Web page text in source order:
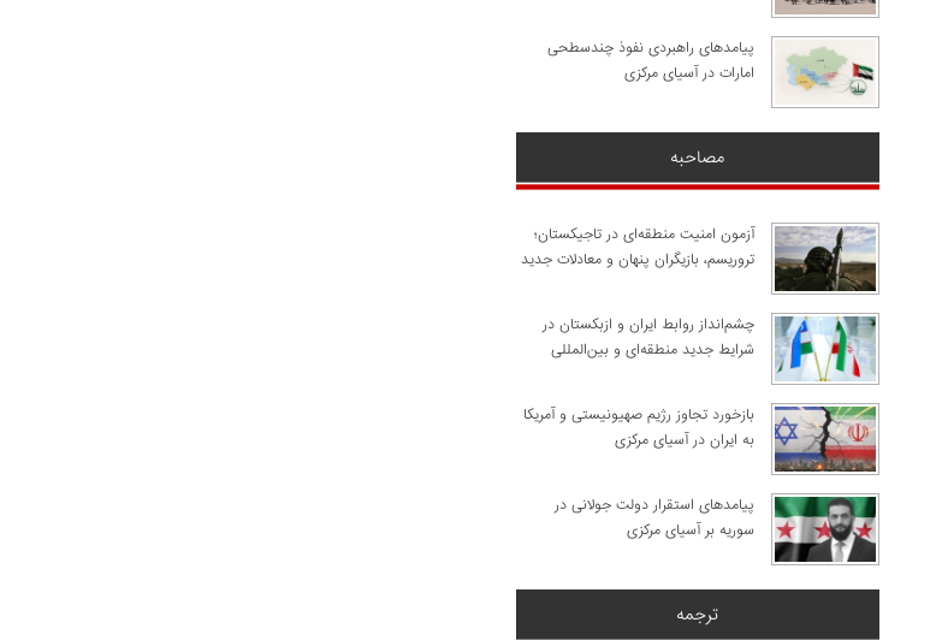
پیامدهای راهبردی نفوذ چندسطحی
امارات در آسیای مرکزی
مصاحبه
آزمون امنیت منطقه‌ای در تاجیکستان؛
تروریسم، بازیگران پنهان و معادلات جدید
چشم‌انداز روابط ایران و ازبکستان در
شرایط جدید منطقه‌ای و بین‌المللی
​بازخورد تجاوز رژیم صهیونیستی و آمریکا
به ایران در آسیای مرکزی
پیامدهای استقرار دولت جولانی در
سوریه بر آسیای مرکزی
ترجمه